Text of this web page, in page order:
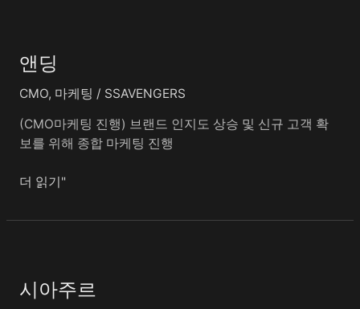
앤딩
CMO, 마케팅 / SSAVENGERS
(CMO마케팅 진행) 브랜드 인지도 상승 및 신규 고객 확
보를 위해 종합 마케팅 진행
더 읽기"
시아주르
주